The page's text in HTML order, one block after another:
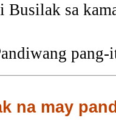
Busilak sa
pang-
na may